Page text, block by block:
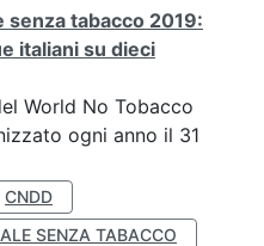
senza tabacco 2019:
italiani su dieci
World No Tobacco
ogni anno il 31
CNDD
SENZA TABACCO